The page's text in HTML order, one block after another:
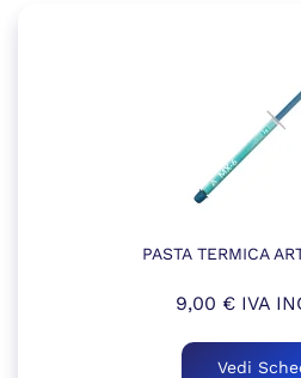
PASTA TERMICA
9,00 € IVA
Vedi